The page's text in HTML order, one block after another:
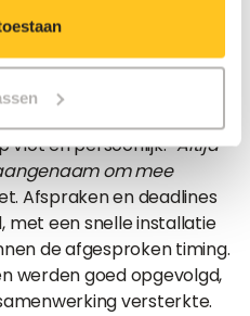
loopt alles
ook het traject een
vlot en persoonlijk.“Altijd
om mee
Afspraken en deadlines
een snelle installatie
de afgesproken timing.
werden goed opgevolgd,
versterkte.